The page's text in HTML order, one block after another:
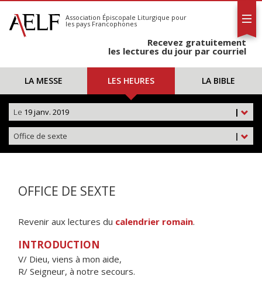
S'abonner
Calendrier
Association Épiscopale Liturgique pour
les pays Francophones
Recevez gratuitement
les lectures du jour par courriel
LA MESSE LES HEURES LA BIBLE
|
Le 19 janv. 2019
|
Office de sexte
OFFICE DE SEXTE
Revenir aux lectures du calendrier romain.
INTRODUCTION
V/ Dieu, viens à mon aide,
R/ Seigneur, à notre secours.